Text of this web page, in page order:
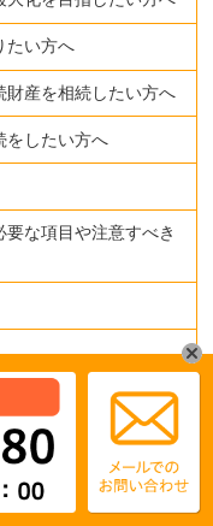
たい方へ
財産を相続したい方へ
をしたい方へ
な項目や注意すべき